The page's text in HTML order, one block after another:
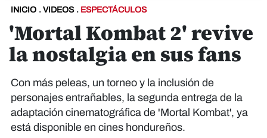
INICIO . VIDEOS . ESPECTÁCULOS
'Mortal Kombat 2' revive
la nostalgia en sus fans
Con más peleas, un torneo y la inclusión de
personajes entrañables, la segunda entrega de la
adaptación cinematográfica de 'Mortal Kombat', ya
está disponible en cines hondureños.